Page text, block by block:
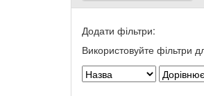
Додати фільтри:
Використовуйте фільтри